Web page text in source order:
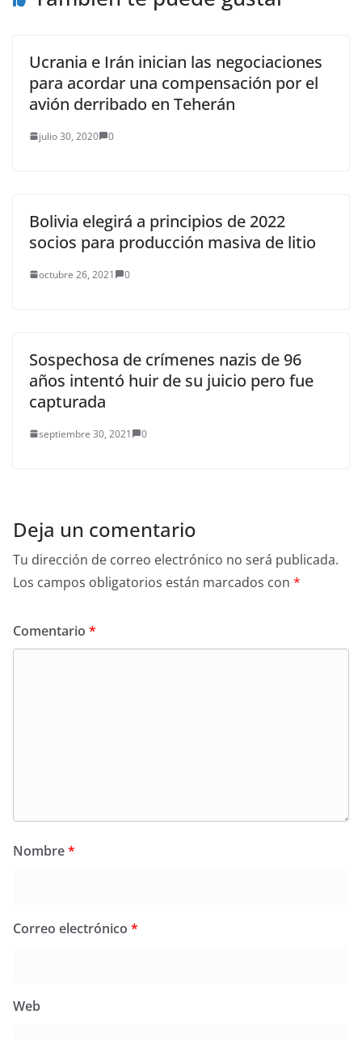
Ucrania e Irán inician las negociaciones
para acordar una compensación por el
avión derribado en Teherán
julio 30, 2020 0
Bolivia elegirá a principios de 2022
socios para producción masiva de litio
octubre 26, 2021 0
Sospechosa de crímenes nazis de 96
años intentó huir de su juicio pero fue
capturada
septiembre 30, 2021 0
Deja un comentario
Tu dirección de correo electrónico no será publicada.
Los campos obligatorios están marcados con *
Comentario *
Nombre*
Correo electrónico *
Web